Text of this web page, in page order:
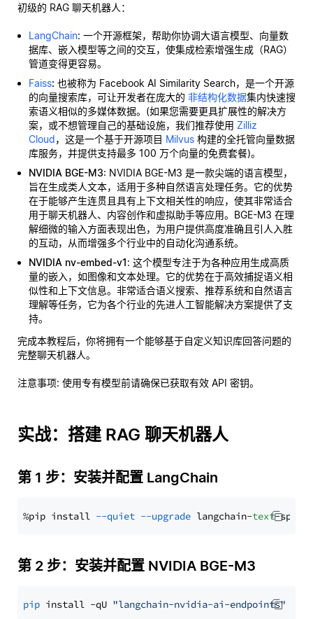
初级的 RAG 聊天机器人：
LangChain: 一个开源框架，帮助你协调大语言模型、向量数
据库、嵌入模型等之间的交互，使集成检索增强生成（RAG）
管道变得更容易。
Faiss: 也被称为 Facebook AI Similarity Search，是一个开源
的向量搜索库，可让开发者在庞大的 非结构化数据集内快速搜
索语义相似的多媒体数据。(如果您需要更具扩展性的解决方
案，或不想管理自己的基础设施，我们推荐使用 Zilliz
Cloud，这是一个基于开源项目 Milvus 构建的全托管向量数据
库服务，并提供支持最多 100 万个向量的免费套餐)。
NVIDIA BGE-M3: NVIDIA BGE-M3 是一款尖端的语言模型，
旨在生成类人文本，适用于多种自然语言处理任务。它的优势
在于能够产生连贯且具有上下文相关性的响应，使其非常适合
用于聊天机器人、内容创作和虚拟助手等应用。BGE-M3 在理
解细微的输入方面表现出色，为用户提供高度准确且引人入胜
的互动，从而增强多个行业中的自动化沟通系统。
NVIDIA nv-embed-v1: 这个模型专注于为各种应用生成高质
量的嵌入，如图像和文本处理。它的优势在于高效捕捉语义相
似性和上下文信息。非常适合语义搜索、推荐系统和自然语言
理解等任务，它为各个行业的先进人工智能解决方案提供了支
持。
完成本教程后，你将拥有一个能够基于自定义知识库回答问题的
完整聊天机器人。
注意事项: 使用专有模型前请确保已获取有效 API 密钥。
实战：搭建 RAG 聊天机器人
第 1 步：安装并配置 LangChain
%pip install --quiet --upgrade langchain-text
第 2 步：安装并配置 NVIDIA BGE-M3
pip install -qU "langchain-nvidia-ai-endpoints"